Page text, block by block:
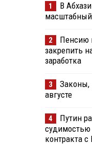
1
В
2
Пенсию
закрепить
заработка
3
Законы,
августе
4
Путин
контракта